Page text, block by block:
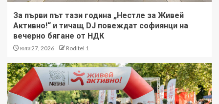
За първи път тази година „Нестле за Живей
Активно!“ и тичащ DJ повеждат софиянци на
вечерно бягане от НДК
юли 27, 2026 Roditel 1